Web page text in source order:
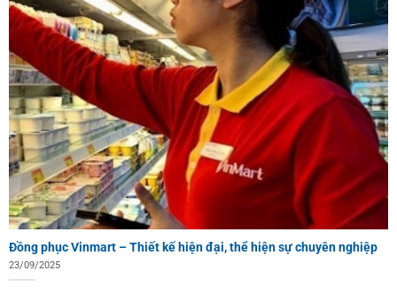
Đồng phục Vinmart – Thiết kế hiện đại, thể hiện sự chuyên nghiệp
23/09/2025